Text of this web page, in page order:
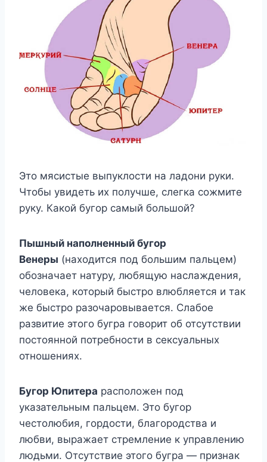
Это мясистые выпуклости на ладони руки.
Чтобы увидеть их получше, слегка сожмите
руку. Какой бугор самый большой?
Пышный наполненный бугор
Венеры (находится под большим пальцем)
обозначает натуру, любящую наслаждения,
человека, который быстро влюбляется и так
же быстро разочаровывается. Слабое
развитие этого бугра говорит об отсутствии
постоянной потребности в сексуальных
отношениях.
Бугор Юпитера расположен под
указательным пальцем. Это бугор
честолюбия, гордости, благородства и
любви, выражает стремление к управлению
людьми. Отсутствие этого бугра — признак